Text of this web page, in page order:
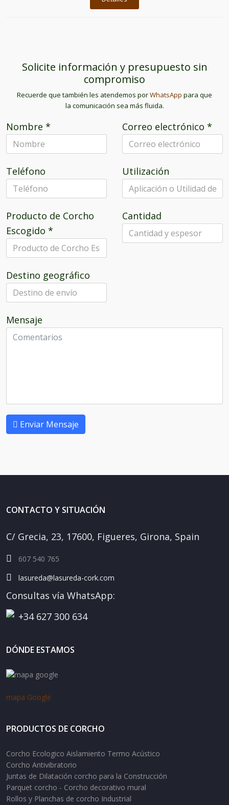
Solicite información y presupuesto sin
compromiso
Recuerde que también les atendemos porWhatsApp para que
la comunicación sea más fluida.
Nombre * Correo electrónico *
Teléfono Utilización
Producto de Corcho
Escogido *
Cantidad
Destino geográfico
Mensaje
Enviar Mensaje
CONTACTO Y SITUACIÓN
C/ Grecia, 23, 17600, Figueres, Girona, Spain
607 540 765
lasureda@lasureda-cork.com
Consultas vía WhatsApp:
+34 627 300 634
DÓNDE ESTAMOS
mapa Google
PRODUCTOS DE CORCHO
Corcho Ecologico Aislamiento Termo Acústico
Corcho Antivibratorio
Juntas de Dilatación corcho para la Construcción
Parquet corcho - Corcho decorativo mural
Rollos y Planchas de corcho Industrial